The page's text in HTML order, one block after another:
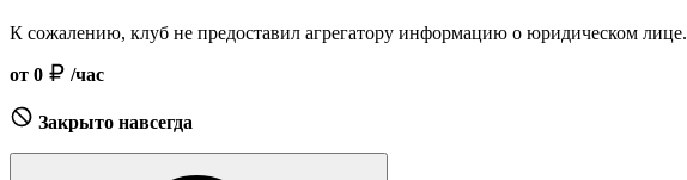
К сожалению, клуб не предоставил агрегатору информацию о юридическом лице.
от 0 /час
Закрыто навсегда